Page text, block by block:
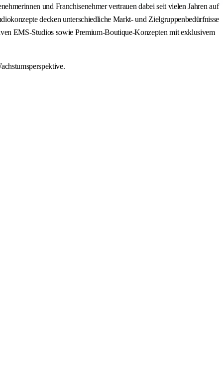
und Franchisenehmer vertrauen dabei seit vielen Jahren auf
decken unterschiedliche Markt- und Zielgruppenbedürfnisse
EMS-Studios sowie Premium-Boutique-Konzepten mit exklusivem